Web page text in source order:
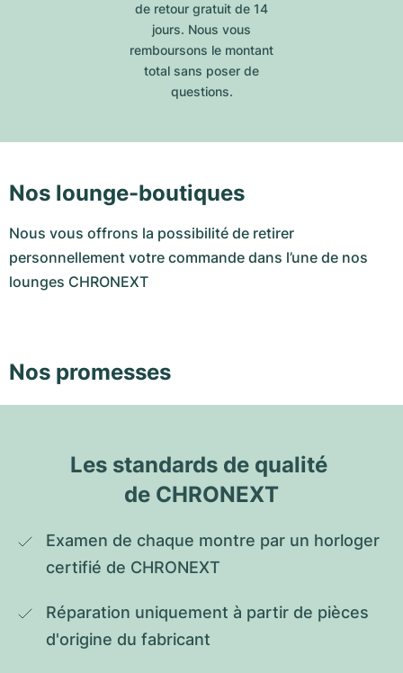
de retour gratuit de 14
jours. Nous vous
remboursons le montant
total sans poser de
questions.
Nos lounge-boutiques
Nous vous offrons la possibilité de retirer
personnellement votre commande dans l’une de nos
lounges CHRONEXT
Nos promesses
Les standards de qualité
de CHRONEXT
Examen de chaque montre par un horloger
certifié de CHRONEXT
Réparation uniquement à partir de pièces
d'origine du fabricant